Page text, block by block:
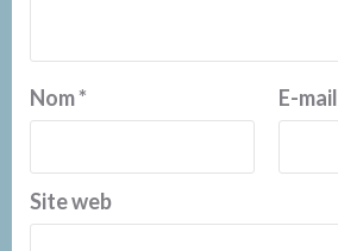
Nom* E-mail
Site web